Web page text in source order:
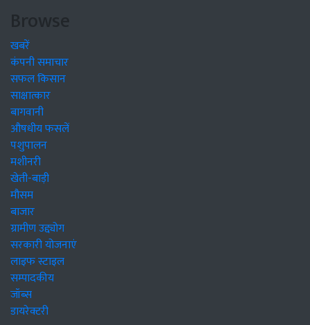
Browse
खबरें
कंपनी समाचार
सफल किसान
साक्षात्कार
बागवानी
औषधीय फसलें
पशुपालन
मशीनरी
खेती-बाड़ी
मौसम
बाजार
ग्रामीण उद्द्योग
सरकारी योजनाएं
लाइफ स्टाइल
सम्पादकीय
जॉब्स
डायरेक्टरी